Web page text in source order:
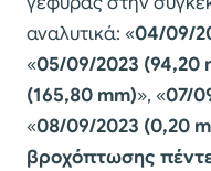
αναλυτικά: «04/09/
«05/09/2023 (94,20
(165,80 mm)», «07/
«08/09/2023 (0,20
βροχόπτωσης